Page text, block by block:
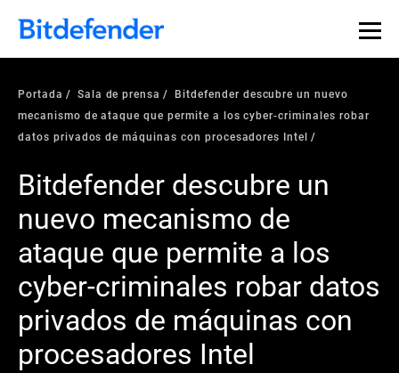
Portada Sala de prensa
Bitdefender descubre un nuevo
mecanismo de ataque que permite a los cyber-criminales robar
datos privados de máquinas con procesadores Intel
Bitdefender descubre un
nuevo mecanismo de
ataque que permite a los
cyber-criminales robar datos
privados de máquinas con
procesadores Intel